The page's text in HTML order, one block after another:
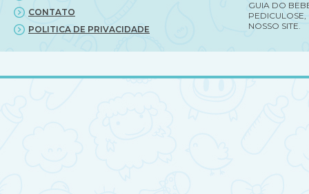
CONTATO
POLITICA DE PRIVACIDADE
GUIA DO
PEDICULOSE,
NOSSO SITE.